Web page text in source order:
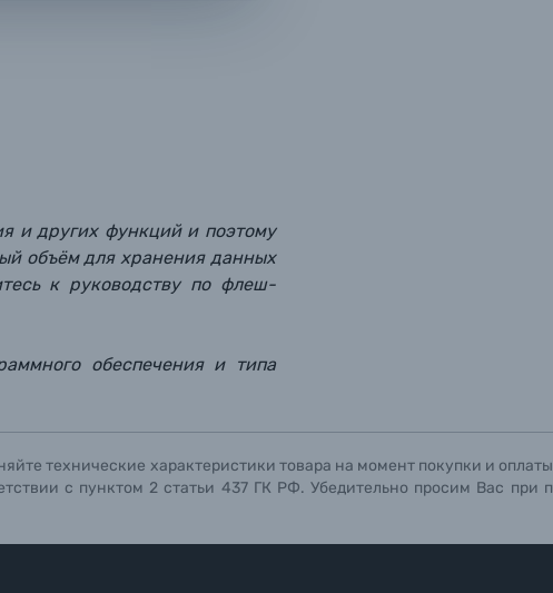
вопрос
вопрос
и других функций и поэтому
объём для хранения данных
к руководству по флеш-
обеспечения и типа
технические характеристики товара на момент покупки и
с пунктом 2 статьи 437 ГК РФ. Убедительно просим Вас при
вопрос